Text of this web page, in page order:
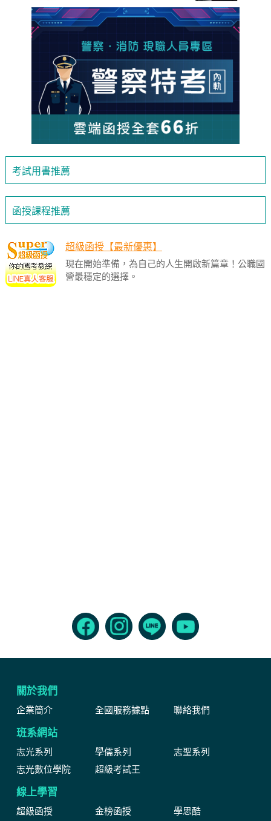
考試用書推薦
函授課程推薦
超級函授【最新優惠】
現在開始準備，為自己的人生開啟新篇章！公職國
營最穩定的選擇。
關於我們
企業簡介 全國服務據點 聯絡我們
班系網站
志光系列 學儒系列
志聖系列
志光數位學院
超級考試王
線上學習
超級函授 金榜函授 學思酷